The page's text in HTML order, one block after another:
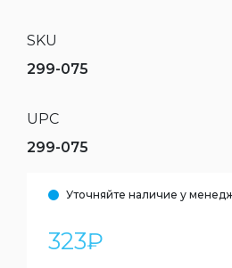
SKU
299-075
UPC
299-075
Уточняйте наличие у
323₽